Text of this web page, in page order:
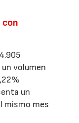
volumen
un
mismo mes